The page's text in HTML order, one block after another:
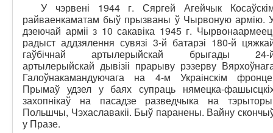
У чэрвені 1944 г. Сяргей Агейчык
райваенкаматам быў прызваны ў Чырвоную армію.
дзеючай арміі з 10 сакавіка 1945 г.
радыст аддзялення сувязі 3-й батарэі 180-й
гаўбічнай артылерыйскай брыгады 24-
артылерыйскай дывізіі прарыву рэзерву
Галоўнакамандуючага на 4-м Украінскім
Прымаў удзел у баях супраць нямецка-
захопнікаў на пасадзе разведчыка на
Польшчы, Чэхаславакіі. Быў паранены. Вайну
у Празе.